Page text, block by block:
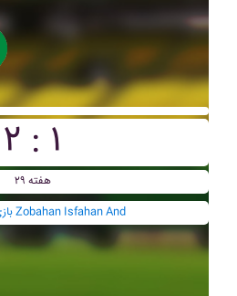
۲ : ۱
هفته ۲۹
بازی های گذشته Zobahan Isfahan And